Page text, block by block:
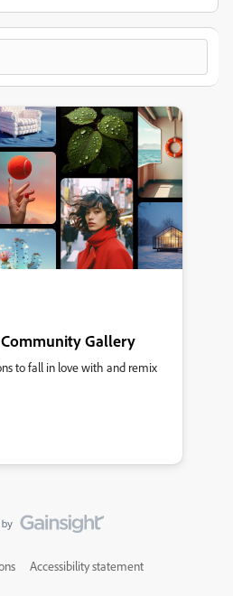
Gallery
to fall in love with and remix
Accessibility statement